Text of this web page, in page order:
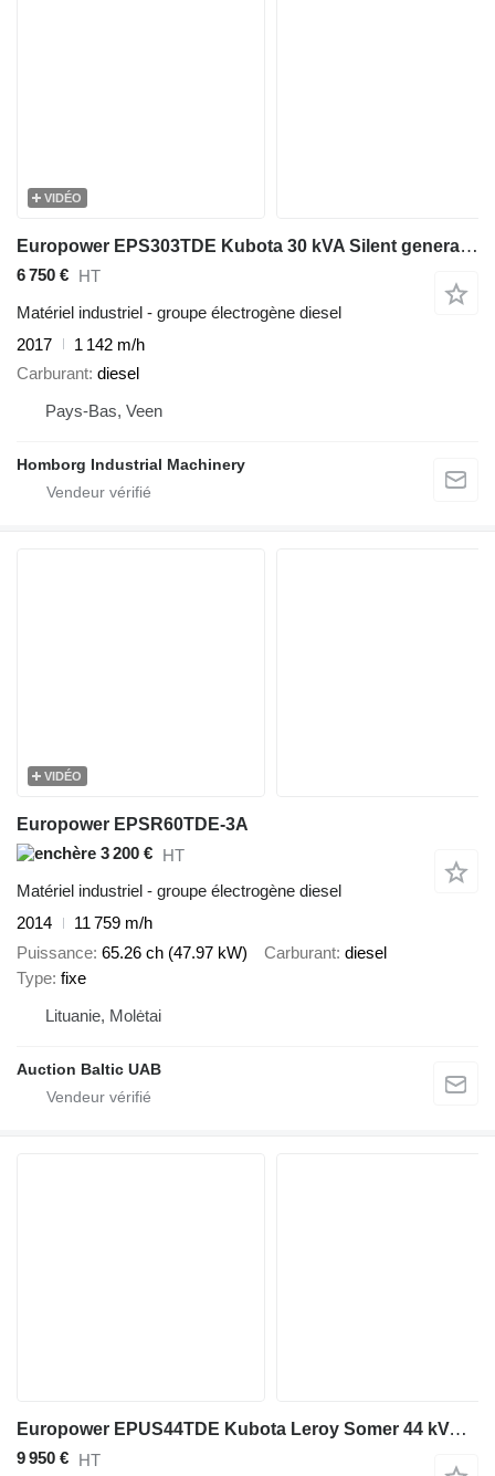
VIDÉO
Europower EPS303TDE Kubota 30 kVA Silent generatorset
6 750 € HT
Matériel industriel - groupe électrogène diesel
2017
1 142 m/h
Carburant diesel
Pays-Bas, Veen
Homborg Industrial Machinery
VIDÉO
Europower EPSR60TDE-3A
3 200 € HT
Matériel industriel - groupe électrogène diesel
2014
11 759 m/h
Puissance 65.26 ch (47.97 kW) Carburant diesel
Type fixe
Lituanie, Molėtai
Auction Baltic UAB
Europower EPUS44TDE Kubota Leroy Somer 44 kVA Supersilent Rental generator
9 950 € HT